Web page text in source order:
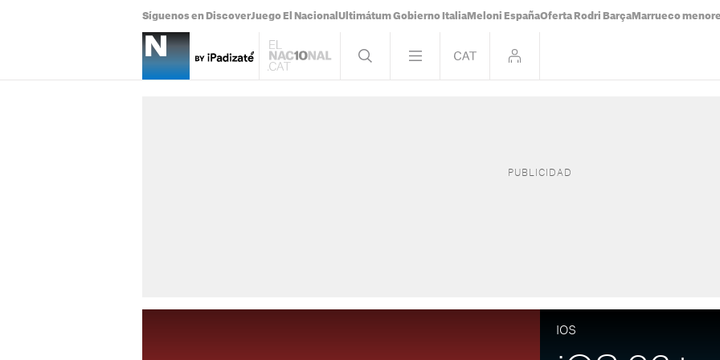
Síguenos en DiscoverJuego El Nacional Ultimátum Gobierno Italia Meloni EspañaOferta Rodri Barça Marrueco
IOS